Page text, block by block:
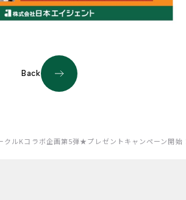
Back
クルKコラボ企画第5弾★プレゼントキャンペーン開始